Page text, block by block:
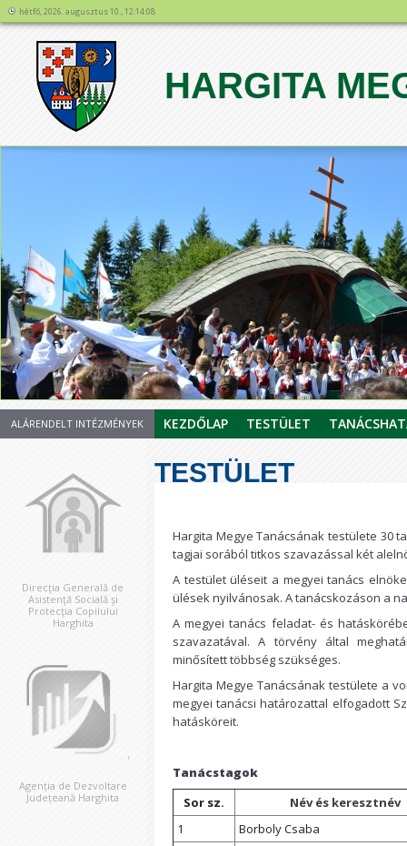
hétfő, 2026. augusztus 10., 12:14:08
HARGITA
1234567
ALÁRENDELT INTÉZMÉNYEK KEZDŐLAP TESTÜLET
Direcţia Generală de
Asistenţă Socială şi
Protecţia Copilului
Harghita
Agenția de Dezvoltare
Județeană Harghita
TESTÜLET
Hargita Megye Tanácsának testülete 30
tagjai sorából titkos szavazással két
A testület üléseit a megyei tanács
ülések nyilvánosak. A tanácskozáson a
A megyei tanács feladat- és
szavazatával. A törvény által
minősített többség szükséges.
Hargita Megye Tanácsának testülete a
megyei tanácsi határozattal elfogadott
hatásköreit.
Tanácstagok
Sor sz.
Név és keresztnév
1
Borboly Csaba